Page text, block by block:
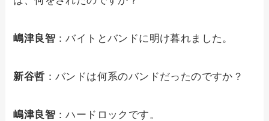
嶋津良智 ：バイトとバンドに明け暮れました。
新谷哲 ：バンドは何系のバンドだったのですか？
嶋津良智 ：ハードロックです。